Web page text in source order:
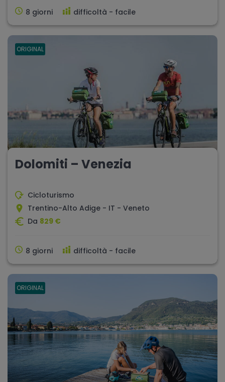
8 giorni difficoltà - facile
ORIGINAL
Dolomiti – Venezia
Cicloturismo
Trentino-Alto Adige - IT - Veneto
Da 829 €
8 giorni difficoltà - facile
ORIGINAL